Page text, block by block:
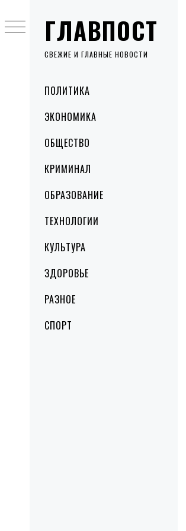
ГЛАВПОСТ
СВЕЖИЕ И ГЛАВНЫЕ НОВОСТИ
MenuПОЛИТИКА
ЭКОНОМИКА
ОБЩЕСТВО
КРИМИНАЛ
ОБРАЗОВАНИЕ
ТЕХНОЛОГИИ
КУЛЬТУРА
ЗДОРОВЬЕ
РАЗНОЕ
СПОРТ
to
content